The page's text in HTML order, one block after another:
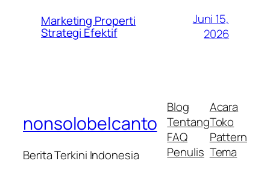
Marketing Properti
Strategi Efektif
Juni 15,
2026
nonsolobelcanto
Berita Terkini Indonesia
Blog
Tentang
FAQ
Penulis
Acara
Toko
Pattern
Tema